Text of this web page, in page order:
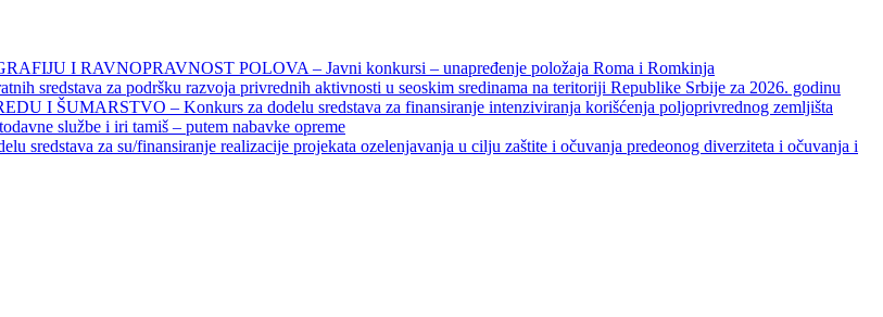
I RAVNOPRAVNOST POLOVA – Javni konkursi – unapređenje položaja Roma i Romkinja
sredstava za podršku razvoja privrednih aktivnosti u seoskim sredinama na teritoriji Republike Srbije za 2026. godinu
I ŠUMARSTVO – Konkurs za dodelu sredstava za finansiranje intenziviranja korišćenja poljoprivrednog zemljišta
službe i iri tamiš ‒ putem nabavke opreme
za su/finansiranje realizacije projekata ozelenjavanja u cilju zaštite i očuvanja predeonog diverziteta i očuvanja i